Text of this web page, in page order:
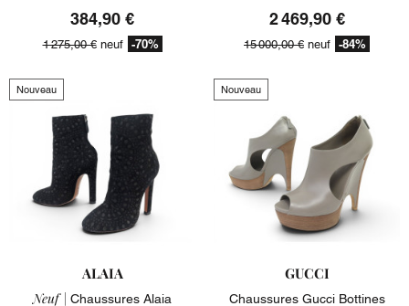
384,90 €
1 275,00 €neuf -70%
2 469,90 €
15 000,00 € neuf -84%
Nouveau
ALAIA
Neuf | Chaussures Alaia
Nouveau
GUCCI
Chaussures Gucci Bottines